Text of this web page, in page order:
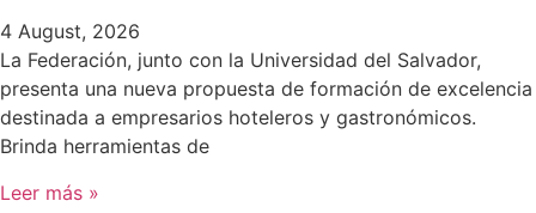
4 August, 2026
La Federación, junto con la Universidad del Salvador,
presenta una nueva propuesta de formación de excelencia
destinada a empresarios hoteleros y gastronómicos.
Brinda herramientas de
Leer más »